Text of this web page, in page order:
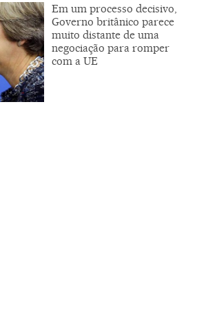
Em um processo decisivo,
Governo britânico parece
muito distante de uma
negociação para romper
com a UE